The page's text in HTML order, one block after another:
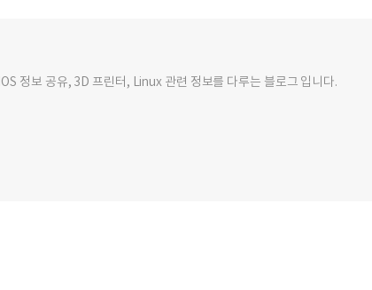
정보 공유, 3D 프린터, Linux 관련 정보를 다루는 블로그 입니다.